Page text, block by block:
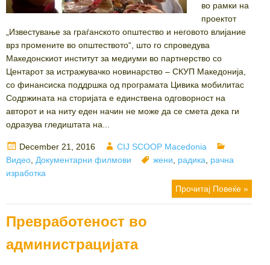
во рамки на
проектот
„Известување за граѓанското општество и неговото влијание
врз промените во општеството“, што го спроведува
Македонскиот институт за медиуми во партнерство со
Центарот за истражувачко новинарство – СКУП Македонија,
со финансиска поддршка од програмата Цивика мобилитас
Содржината на сторијата е единствена одговорност на
авторот и на ниту еден начин не може да се смета дека ги
одразува гледиштата на...
Posted
on
December 21, 2016 Author
CIJ SCOOP Macedonia
Видео Документарни филмови Tags
жени радика
рачна
изработка
Прочитај Повеќе »
Превработеност во
администрацијата